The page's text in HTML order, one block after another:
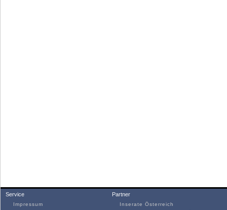
Service
Impressum
Partner
Inserate Österreich